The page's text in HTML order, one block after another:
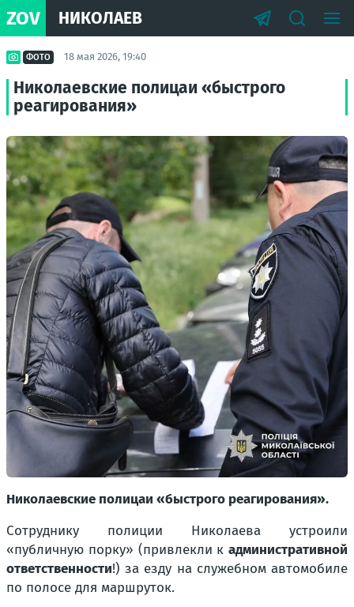
ZOV НИКОЛАЕВ
ФОТО 18 мая 2026, 19:40
Николаевские полицаи «быстрого
реагирования»
Николаевские полицаи «быстрого реагирования».
Сотруднику полиции Николаева устроили
«публичную порку» (привлекли к административной
ответственности!) за езду на служебном автомобиле
по полосе для маршруток.